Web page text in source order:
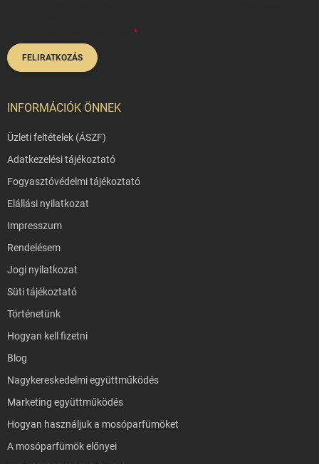
FELIRATKOZÁS
INFORMÁCIÓK ÖNNEK
Üzleti feltételek (ÁSZF)
Adatkezelési tájékoztató
Fogyasztóvédelmi tájékoztató
Elállási nyilatkozat
Impresszum
Rendelésem
Jogi nyilatkozat
Süti tájékoztató
Történetünk
Hogyan kell fizetni
Blog
Nagykereskedelmi együttműködés
Marketing együttműködés
Hogyan használjuk a mosóparfümöket
A mosóparfümök előnyei